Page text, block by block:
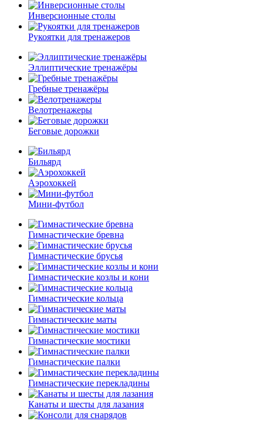
Инверсионные столы
Рукоятки для тренажеров
Эллиптические тренажёры
Гребные тренажёры
Велотренажеры
Беговые дорожки
Бильярд
Аэрохоккей
Мини-футбол
Гимнастические бревна
Гимнастические брусья
Гимнастические козлы и кони
Гимнастические кольца
Гимнастические маты
Гимнастические мостики
Гимнастические палки
Гимнастические перекладины
Канаты и шесты для лазания